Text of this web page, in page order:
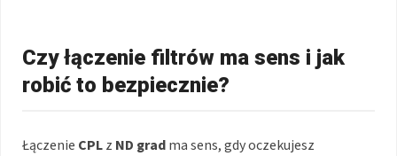
Czy łączenie filtrów ma sens i jak
robić to bezpiecznie?
Łączenie CPLz ND gradma sens, gdy oczekujesz